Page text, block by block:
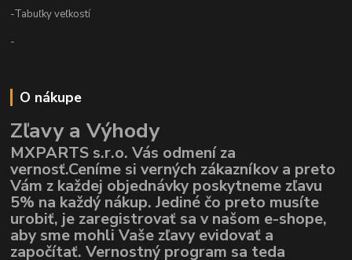
-Tabuľky veľkostí
-
O nákupe
Zľavy a Výhody
MXPARTS s.r.o. Vás odmení za
vernosť.Ceníme si verných zákazníkov a preto
Vám z každej objednávky poskytneme zľavu
5% na každý nákup. Jediné čo preto musíte
urobiť, je zaregistrovať sa v našom e-shope,
aby sme mohli Vaše zľavy evidovať a
započítať. Vernostný program sa teda